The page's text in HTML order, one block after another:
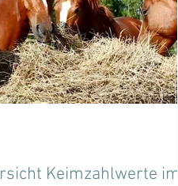
Keimzahlwerte im